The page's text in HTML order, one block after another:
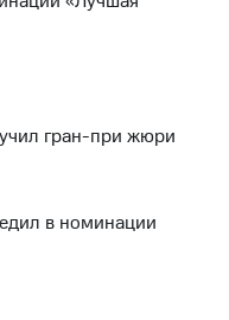
гран-при жюри
в номинации